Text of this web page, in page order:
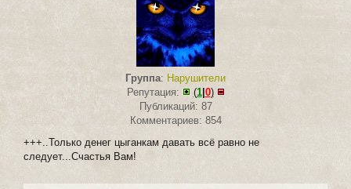
Группа: Нарушители
Репутация:
(1| 0)
Публикаций: 87
Комментариев: 854
+++..Только денег цыганкам давать всё равно не
следует...Счастья Вам!